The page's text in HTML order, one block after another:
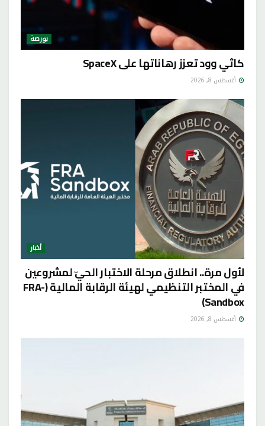
بورصة
كاثي وود تعزز رهاناتها على SpaceX
أغسطس 8, 2026
أخبار
لأول مرة.. انطلاق مرحلة الاختبار الحيّ لمشروعين
في المختبر التنظيمي لهيئة الرقابة المالية (FRA-
Sandbox)
أغسطس 8, 2026